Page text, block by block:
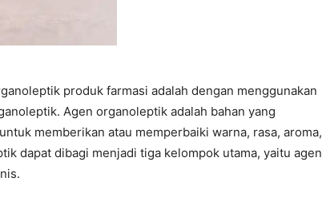
produk farmasi adalah dengan menggunakan
Agen organoleptik adalah bahan yang
memberikan atau memperbaiki warna, rasa, aroma,
dapat dibagi menjadi tiga kelompok utama, yaitu agen